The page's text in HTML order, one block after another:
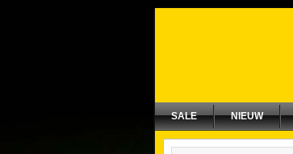
SALE NIEUW